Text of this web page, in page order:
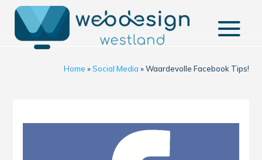
Home »Social Media »Waardevolle Facebook Tips!